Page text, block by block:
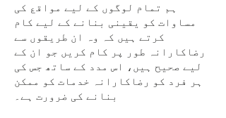
ہم تمام لوگوں کے لیے مواقع کی
مساوات کو یقینی بنانے کے لیے کام
کرتے ہیں کہ وہ ان طریقوں سے
رضاکارانہ طور پر کام کریں جو ان کے
لیے صحیح ہیں، اس مدد کے ساتھ جس کی
ہر فرد کو رضاکارانہ خدمات کو ممکن
بنانے کی ضرورت ہے۔